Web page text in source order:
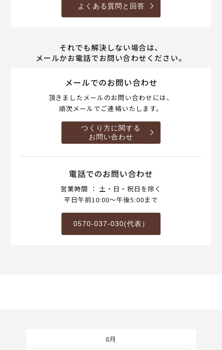
よくある質問と回答
それでも解決しない場合は、
メールかお電話でお問い合わせください。
メールでのお問い合わせ
頂きましたメールのお問い合わせには、
順次メールでご連絡いたします。
つくり方に関する
お問い合わせ
電話でのお問い合わせ
営業時間 ： 土・日・祝日を除く
平日午前10:00～午後5:00まで
0570-037-030(代表）
8月